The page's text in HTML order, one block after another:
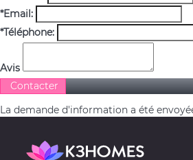
*Email:
*Téléphone:
Avis
La demande d'information a été